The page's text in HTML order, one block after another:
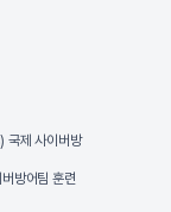
제 사이버방
방어팀 훈련